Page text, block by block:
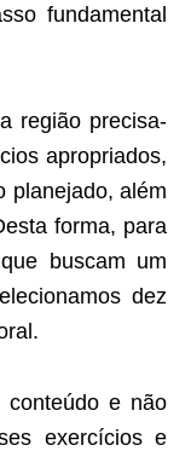
fundamental
região precisa-
apropriados,
planejado, além
forma, para
buscam um
dez
e não
exercícios e